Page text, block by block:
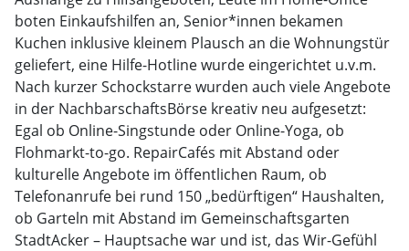
boten Einkaufshilfen an, Senior*innen bekamen
Kuchen inklusive kleinem Plausch an die Wohnungstür
geliefert, eine Hilfe-Hotline wurde eingerichtet u.v.m.
Nach kurzer Schockstarre wurden auch viele Angebote
in der NachbarschaftsBörse kreativ neu aufgesetzt:
Egal ob Online-Singstunde oder Online-Yoga, ob
Flohmarkt-to-go. RepairCafés mit Abstand oder
kulturelle Angebote im öffentlichen Raum, ob
Telefonanrufe bei rund 150 „bedürftigen“ Haushalten,
ob Garteln mit Abstand im Gemeinschaftsgarten
StadtAcker – Hauptsache war und ist, das Wir-Gefühl